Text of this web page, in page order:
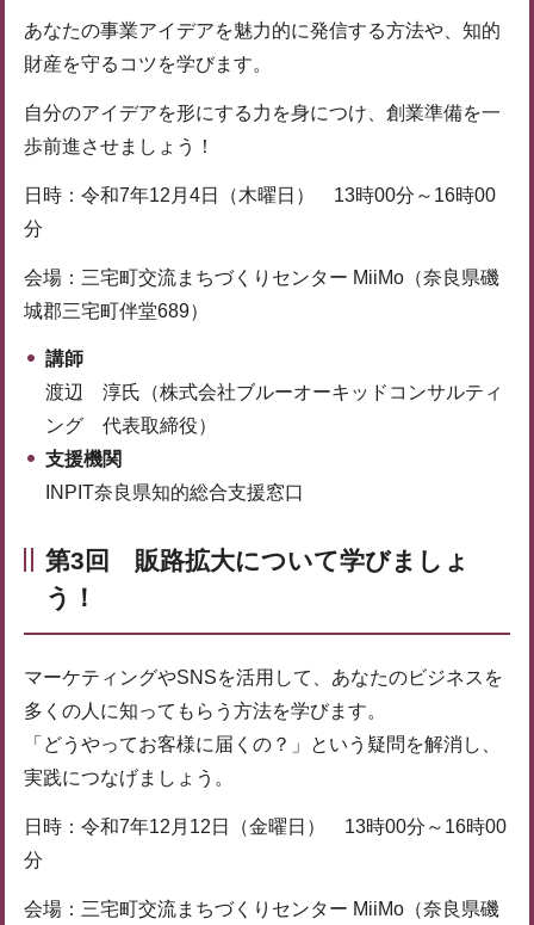
あなたの事業アイデアを魅力的に発信する方法や、知的
財産を守るコツを学びます。
自分のアイデアを形にする力を身につけ、創業準備を一
歩前進させましょう！
日時：令和7年12月4日（木曜日） 13時00分～16時00
分
会場：三宅町交流まちづくりセンター MiiMo（奈良県磯
城郡三宅町伴堂689）
講師
渡辺 淳氏（株式会社ブルーオーキッドコンサルティ
ング 代表取締役）
支援機関
INPIT奈良県知的総合支援窓口
第3回 販路拡大について学びましょ
う！
マーケティングやSNSを活用して、あなたのビジネスを
多くの人に知ってもらう方法を学びます。
「どうやってお客様に届くの？」という疑問を解消し、
実践につなげましょう。
日時：令和7年12月12日（金曜日） 13時00分～16時00
分
会場：三宅町交流まちづくりセンター MiiMo（奈良県磯